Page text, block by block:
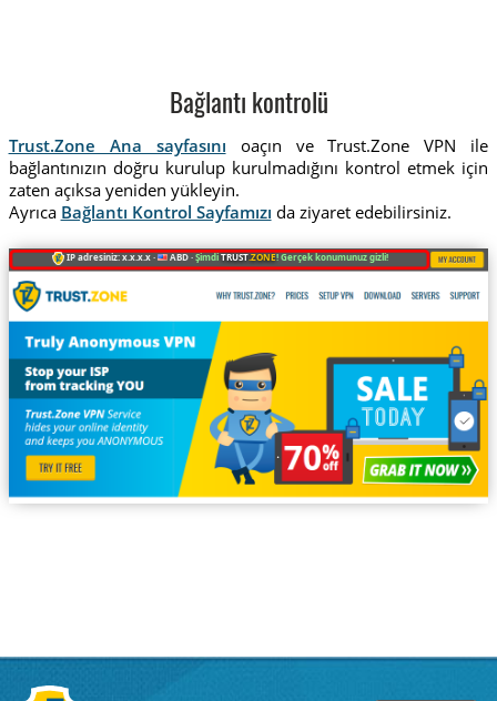
Bağlantı kontrolü
Trust.Zone Ana sayfasını oaçın ve Trust.Zone VPN ile
bağlantınızın doğru kurulup kurulmadığını kontrol etmek için
zaten açıksa yeniden yükleyin.
Ayrıca Bağlantı Kontrol Sayfamızı da ziyaret edebilirsiniz.
IP adresiniz: x.x.x.x · ABD ·ŞimdiTRUST.ZONE! Gerçek konumunuz gizli!